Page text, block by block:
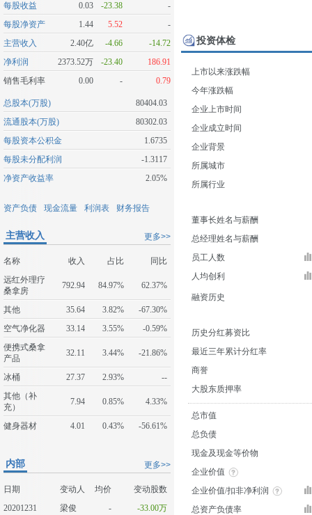
每股收益
0.03 -23.38
-
每股净资产
1.44 5.52
-
主营收入
2.40亿 -4.66
-14.72
净利润
2373.52万 -23.40
186.91
销售毛利率
0.00 - 0.79
总股本(万股)
80404.03
流通股本(万股)
80302.03
每股资本公积金
1.6735
每股未分配利润
-1.3117
净资产收益率
2.05%
资产负债 现金流量 利润表 财务报告
更多>>
主营收入
名称 收入 占比
同比
远红外理疗
桑拿房
792.94 84.97% 62.37%
其他 35.64 3.82%
-67.30%
空气净化器
33.14 3.55%
-0.59%
便携式桑拿
产品
32.11 3.44% -21.86%
冰桶 27.37 2.93%
--
其他（补
充）
7.94 0.85% 4.33%
健身器材 4.01 0.43% -56.61%
更多>>
内部
日期 变动人 均价
变动股数
20201231
梁俊 -
-33.00万
投资体检
上市以来涨跌幅
今年涨跌幅
企业上市时间
企业成立时间
企业背景
所属城市
所属行业
董事长姓名与薪酬
总经理姓名与薪酬
员工人数
人均创利
融资历史
历史分红募资比
最近三年累计分红率
商誉
大股东质押率
总市值
总负债
现金及现金等价物
企业价值
企业价值/扣非净利润
总资产负债率